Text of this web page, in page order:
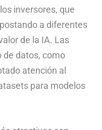
inversores, que
a diferentes
de la IA. Las
de datos, como
atención al
para modelos